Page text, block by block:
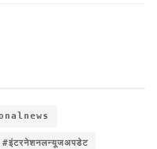
#इंटरनेशनलन्यूजअपडेट